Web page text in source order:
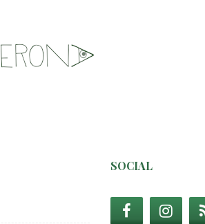
SOCIAL